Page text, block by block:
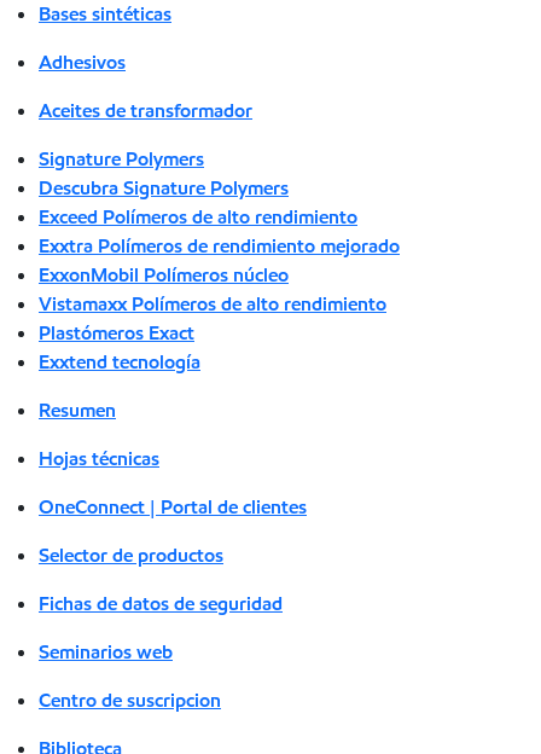
Bases sintéticas
Adhesivos
Aceites de transformador
Signature Polymers
Descubra Signature Polymers
Exceed Polímeros de alto rendimiento
Exxtra Polímeros de rendimiento mejorado
ExxonMobil Polímeros núcleo
Vistamaxx Polímeros de alto rendimiento
Plastómeros Exact
Exxtend tecnología
Resumen
Hojas técnicas
OneConnect | Portal de clientes
Selector de productos
Fichas de datos de seguridad
Seminarios web
Centro de suscripcion
Biblioteca